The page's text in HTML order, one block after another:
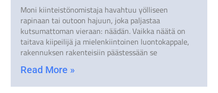
Moni kiinteistönomistaja havahtuu yölliseen
rapinaan tai outoon hajuun, joka paljastaa
kutsumattoman vieraan: näädän. Vaikka näätä on
taitava kiipeilijä ja mielenkiintoinen luontokappale,
rakennuksen rakenteisiin päästessään se
Read More »